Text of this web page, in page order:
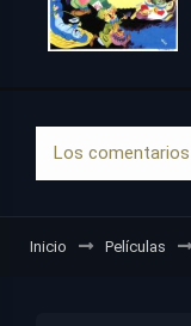
Los
Inicio Películas